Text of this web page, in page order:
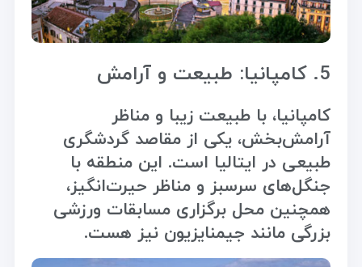
5. کامپانیا: طبیعت و آرامش
کامپانیا، با طبیعت زیبا و مناظر
آرامش‌بخش، یکی از مقاصد گردشگری
طبیعی در ایتالیا است. این منطقه با
جنگل‌های سرسبز و مناظر حیرت‌انگیز،
همچنین محل برگزاری مسابقات ورزشی
بزرگی مانند جیمنایزیون نیز هست.